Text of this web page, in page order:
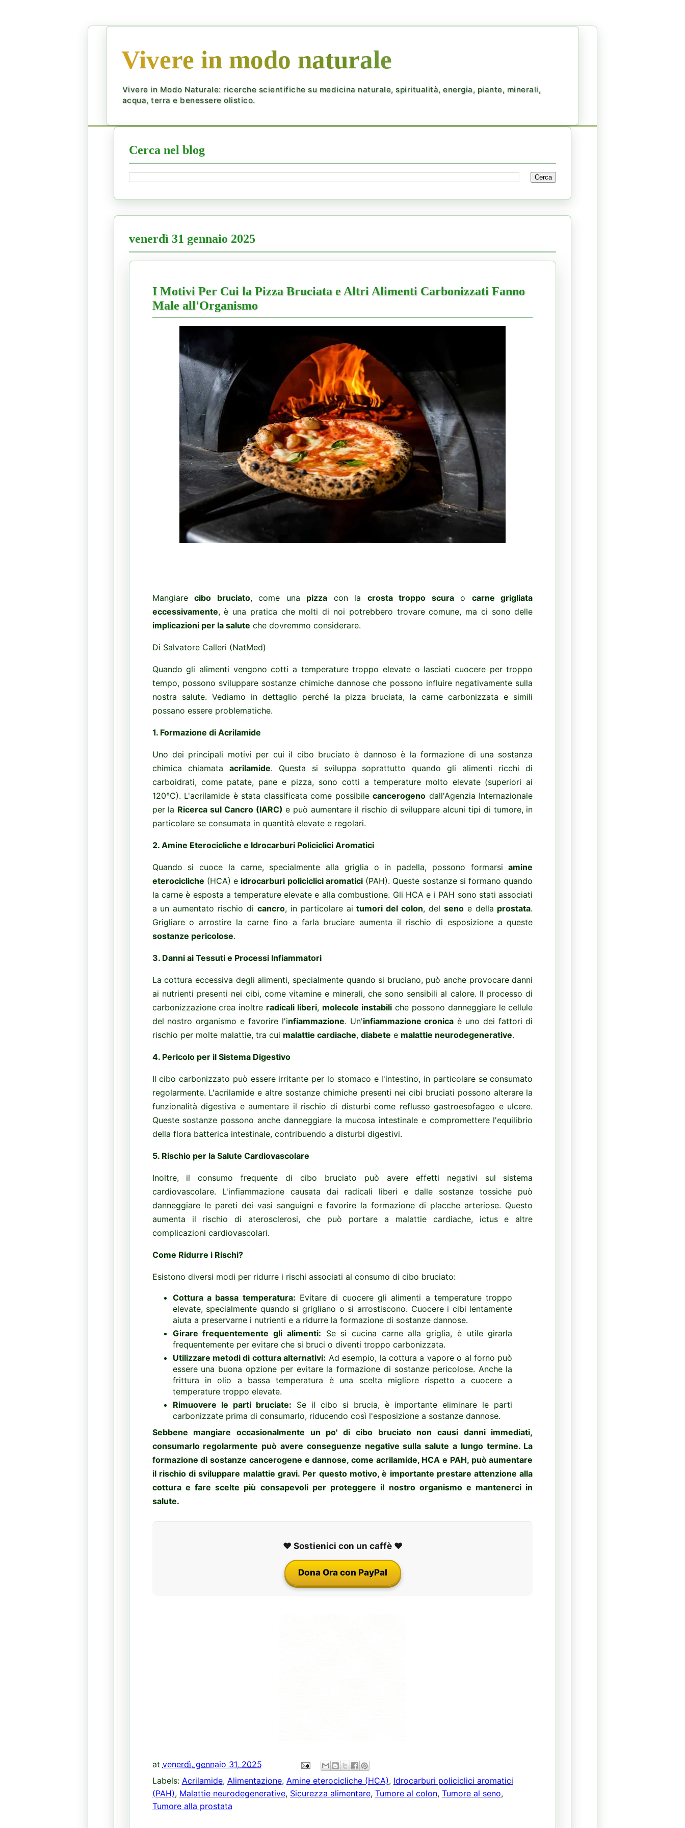
Vivere in modo naturale
Vivere in Modo Naturale: ricerche scientifiche su medicina naturale, spiritualità, energia, piante, minerali,
acqua, terra e benessere olistico.
Cerca nel blog
venerdì 31 gennaio 2025
I Motivi Per Cui la Pizza Bruciata e Altri Alimenti Carbonizzati Fanno
Male all'Organismo
Mangiarecibo bruciato, come una pizza con la crosta troppo scurao carne grigliata
eccessivamente, è una pratica che molti di noi potrebbero trovare comune, ma ci sono delle
implicazioni per la salute che dovremmo considerare.
Di Salvatore Calleri (NatMed)
Quando gli alimenti vengono cotti a temperature troppo elevate o lasciati cuocere per troppo
tempo, possono sviluppare sostanze chimiche dannose che possono influire negativamente sulla
nostra salute. Vediamo in dettaglio perché la pizza bruciata, la carne carbonizzata e simili
possano essere problematiche.
1. Formazione di Acrilamide
Uno dei principali motivi per cui il cibo bruciato è dannoso è la formazione di una sostanza
chimica chiamata acrilamide. Questa si sviluppa soprattutto quando gli alimenti ricchi di
carboidrati, come patate, pane e pizza, sono cotti a temperature molto elevate (superiori ai
120°C). L'acrilamide è stata classificata come possibilecancerogeno dall'Agenzia Internazionale
per la Ricerca sul Cancro (IARC) e può aumentare il rischio di sviluppare alcuni tipi di tumore, in
particolare se consumata in quantità elevate e regolari.
2. Amine Eterocicliche e Idrocarburi Policiclici Aromatici
Quando si cuoce la carne, specialmente alla griglia o in padella, possono formarsiamine
eterocicliche (HCA) e idrocarburi policiclici aromatici(PAH). Queste sostanze si formano quando
la carne è esposta a temperature elevate e alla combustione. Gli HCA e i PAH sono stati associati
a un aumentato rischio di cancro, in particolare aitumori del colon, del senoe della prostata.
Grigliare o arrostire la carne fino a farla bruciare aumenta il rischio di esposizione a queste
sostanze pericolose.
3. Danni ai Tessuti e Processi Infiammatori
La cottura eccessiva degli alimenti, specialmente quando si bruciano, può anche provocare danni
ai nutrienti presenti nei cibi, come vitamine e minerali, che sono sensibili al calore. Il processo di
carbonizzazione crea inoltre radicali liberi, molecole instabili che possono danneggiare le cellule
del nostro organismo e favorire l'infiammazione. Un'infiammazione cronica è uno dei fattori di
rischio per molte malattie, tra cui malattie cardiache, diabete e malattie neurodegenerative.
4. Pericolo per il Sistema Digestivo
Il cibo carbonizzato può essere irritante per lo stomaco e l'intestino, in particolare se consumato
regolarmente. L'acrilamide e altre sostanze chimiche presenti nei cibi bruciati possono alterare la
funzionalità digestiva e aumentare il rischio di disturbi come reflusso gastroesofageo e ulcere.
Queste sostanze possono anche danneggiare la mucosa intestinale e compromettere l'equilibrio
della flora batterica intestinale, contribuendo a disturbi digestivi.
5. Rischio per la Salute Cardiovascolare
Inoltre, il consumo frequente di cibo bruciato può avere effetti negativi sul sistema
cardiovascolare. L'infiammazione causata dai radicali liberi e dalle sostanze tossiche può
danneggiare le pareti dei vasi sanguigni e favorire la formazione di placche arteriose. Questo
aumenta il rischio di aterosclerosi, che può portare a malattie cardiache, ictus e altre
complicazioni cardiovascolari.
Come Ridurre i Rischi?
Esistono diversi modi per ridurre i rischi associati al consumo di cibo bruciato:
Cottura a bassa temperatura: Evitare di cuocere gli alimenti a temperature troppo
elevate, specialmente quando si grigliano o si arrostiscono. Cuocere i cibi lentamente
aiuta a preservarne i nutrienti e a ridurre la formazione di sostanze dannose.
Girare frequentemente gli alimenti: Se si cucina carne alla griglia, è utile girarla
frequentemente per evitare che si bruci o diventi troppo carbonizzata.
Utilizzare metodi di cottura alternativi: Ad esempio, la cottura a vapore o al forno può
essere una buona opzione per evitare la formazione di sostanze pericolose. Anche la
frittura in olio a bassa temperatura è una scelta migliore rispetto a cuocere a
temperature troppo elevate.
Rimuovere le parti bruciate: Se il cibo si brucia, è importante eliminare le parti
carbonizzate prima di consumarlo, riducendo così l'esposizione a sostanze dannose.
Sebbene mangiare occasionalmente un po' di cibo bruciato non causi danni immediati,
consumarlo regolarmente può avere conseguenze negative sulla salute a lungo termine. La
formazione di sostanze cancerogene e dannose, come acrilamide, HCA e PAH, può aumentare
il rischio di sviluppare malattie gravi. Per questo motivo, è importante prestare attenzione alla
cottura e fare scelte più consapevoli per proteggere il nostro organismo e mantenerci in
salute.
❤️ Sostienici con un caffè ❤️
Dona Ora con PayPal
at venerdì, gennaio 31, 2025
Labels: Acrilamide, Alimentazione, Amine eterocicliche (HCA), Idrocarburi policiclici aromatici
(PAH), Malattie neurodegenerative, Sicurezza alimentare, Tumore al colon, Tumore al seno,
Tumore alla prostata